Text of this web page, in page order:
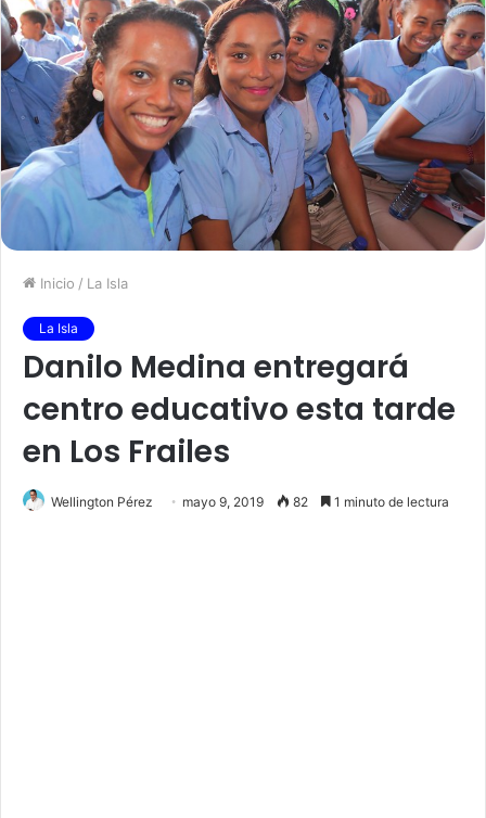
Inicio / La Isla
La Isla
Danilo Medina entregará
centro educativo esta tarde
en Los Frailes
Wellington Pérez mayo 9, 2019 82 1 minuto de lectura